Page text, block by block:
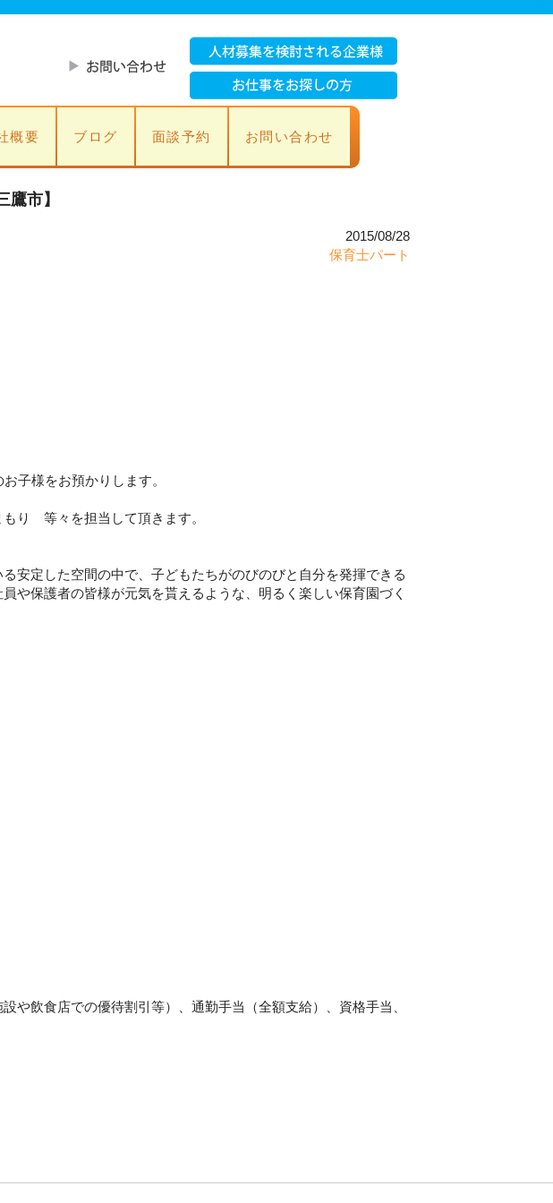
概要 ブログ 面談予約 お問い合わせ
市】
2015/08/28
保育士パート
子様をお預かりします。
り 等々を担当して頂きます。
安定した空間の中で、子どもたちがのびのびと自分を発揮できる
や保護者の皆様が元気を貰えるような、明るく楽しい保育園づく
や飲食店での優待割引等）、通勤手当（全額支給）、資格手当、